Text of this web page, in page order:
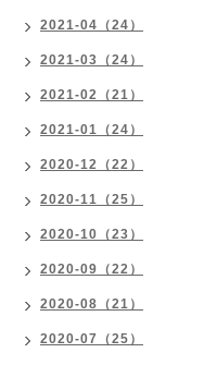
2021-04（24）
2021-03（24）
2021-02（21）
2021-01（24）
2020-12（22）
2020-11（25）
2020-10（23）
2020-09（22）
2020-08（21）
2020-07（25）